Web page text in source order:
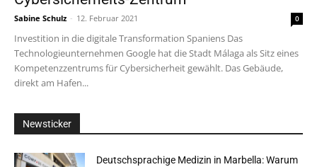
Sabine Schulz - 12. Februar 2021 0
Investition in die digitale Transformation Spaniens Das
Technologieunternehmen Google hat die Stadt Málaga als Sitz eines
Kompetenzzentrums für Cybersicherheit gewählt. Das Gebäude,
direkt am Hafen...
Newsticker
Deutschsprachige Medizin in Marbella: Warum